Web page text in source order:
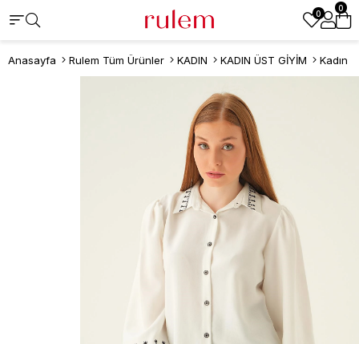
0
0
Anasayfa Rulem Tüm Ürünler KADIN KADIN ÜST GİYİM Kadın